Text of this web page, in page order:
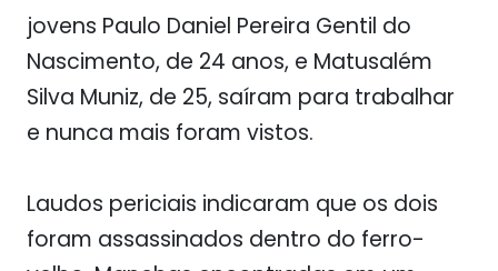
jovens Paulo Daniel Pereira Gentil do
Nascimento, de 24 anos, e Matusalém
Silva Muniz, de 25, saíram para trabalhar
e nunca mais foram vistos.
Laudos periciais indicaram que os dois
foram assassinados dentro do ferro-